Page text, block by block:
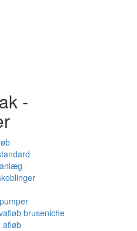
-
bruseniche
afløb